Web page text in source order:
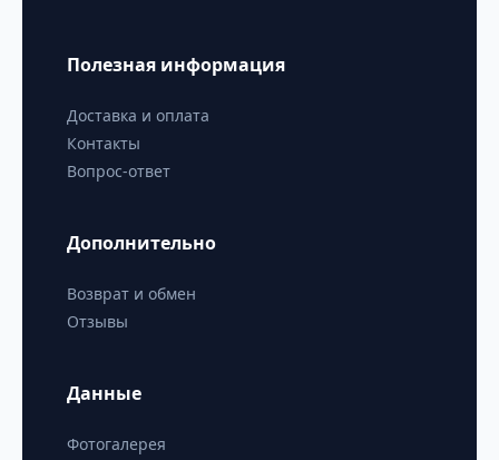
Полезная информация
Доставка и оплата
Контакты
Вопрос-ответ
Дополнительно
Возврат и обмен
Отзывы
Данные
Фотогалерея